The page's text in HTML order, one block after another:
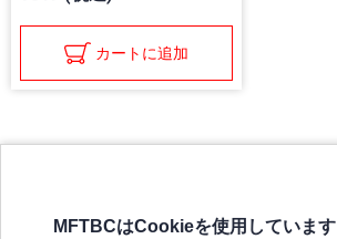
カートに追加
MFTBCはCookieを使用しています